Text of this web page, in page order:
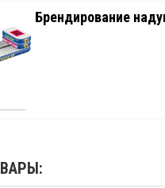
Брендирование